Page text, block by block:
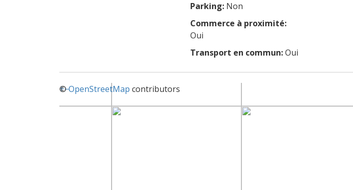
Parking: Non
Commerce à proximité:
Oui
Transport en commun:Oui
+−
©OpenStreetMap contributors